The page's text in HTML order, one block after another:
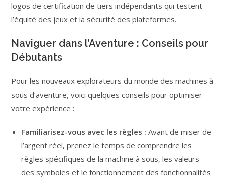
logos de certification de tiers indépendants qui testent
l’équité des jeux et la sécurité des plateformes.
Naviguer dans l’Aventure : Conseils pour
Débutants
Pour les nouveaux explorateurs du monde des machines à
sous d’aventure, voici quelques conseils pour optimiser
votre expérience :
Familiarisez-vous avec les règles : Avant de miser de
l’argent réel, prenez le temps de comprendre les
règles spécifiques de la machine à sous, les valeurs
des symboles et le fonctionnement des fonctionnalités